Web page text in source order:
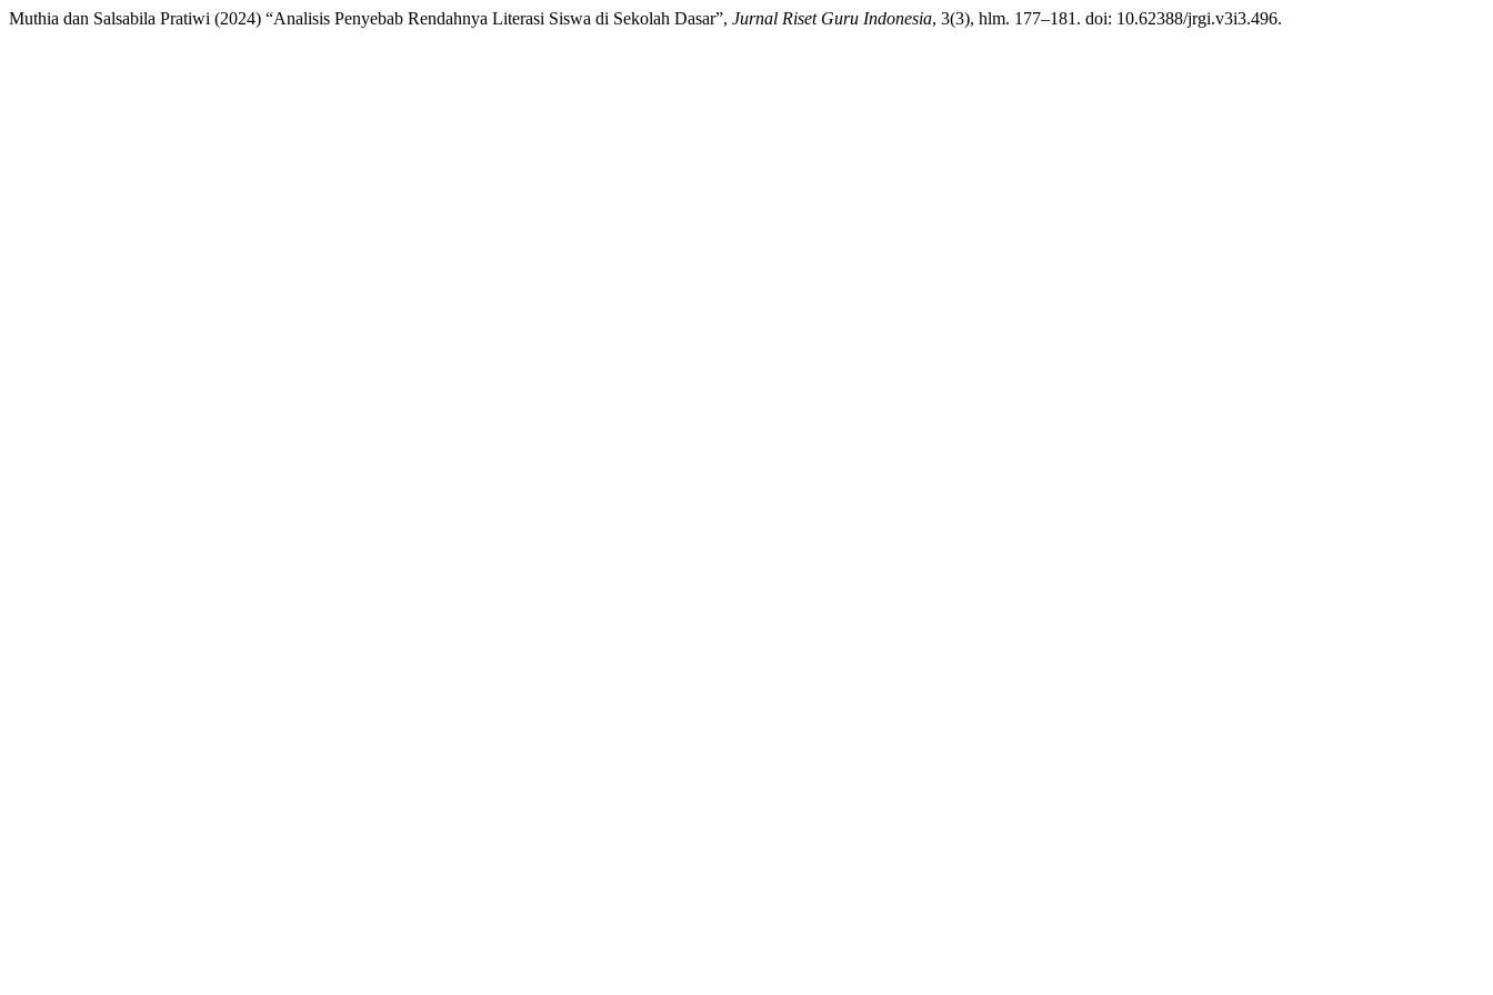
Muthia dan Salsabila Pratiwi (2024) “Analisis Penyebab Rendahnya Literasi Siswa di Sekolah Dasar”, Jurnal Riset Guru Indonesia, 3(3), hlm. 177–181. doi: 10.62388/jrgi.v3i3.496.